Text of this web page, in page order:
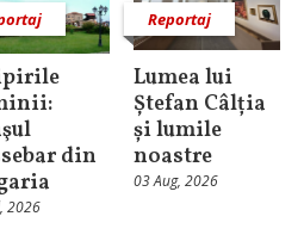
din
2026
Reportaj
Lumea lui
Ștefan Câlția
și lumile
noastre
03 Aug, 2026